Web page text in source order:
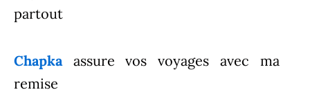
partout
Chapka assure vos voyages avec ma
remise